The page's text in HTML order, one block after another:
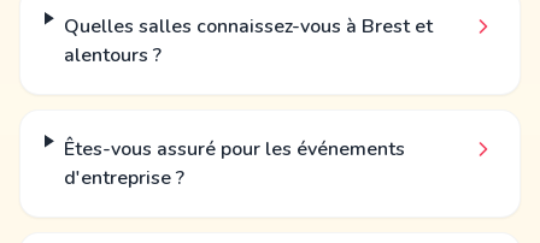
Quelles salles connaissez-vous à Brest et
alentours ?
Êtes-vous assuré pour les événements
d'entreprise ?